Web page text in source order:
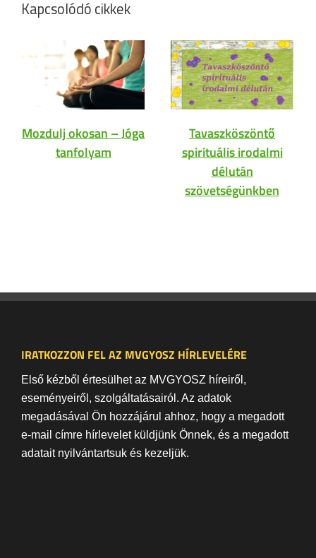
Kapcsolódó cikkek
Mozdulj okosan – Jóga
tanfolyam
Tavaszköszöntő
spirituális irodalmi
délután
szövetségünkben
IRATKOZZON FEL AZ MVGYOSZ HÍRLEVELÉRE
Első kézből értesülhet az MVGYOSZ híreiről,
eseményeiről, szolgáltatásairól. Az adatok
megadásával Ön hozzájárul ahhoz, hogy a megadott
e-mail címre hírlevelet küldjünk Önnek, és a megadott
adatait nyilvántartsuk és kezeljük.